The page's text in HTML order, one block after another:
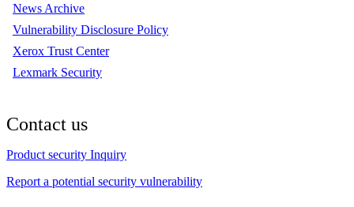
News Archive
Vulnerability Disclosure Policy
Xerox Trust Center
Lexmark Security
Contact us
Product security Inquiry
Report a potential security vulnerability